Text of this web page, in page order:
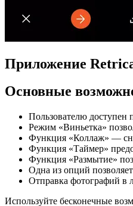
Приложение
Основные
Пользователю доступен
Режим «Виньетка»
Функция «Коллаж» —
Функция «Таймер»
Функция «Размытие»
Одна из опций
Отправка фотографий в
Используйте бесконечные